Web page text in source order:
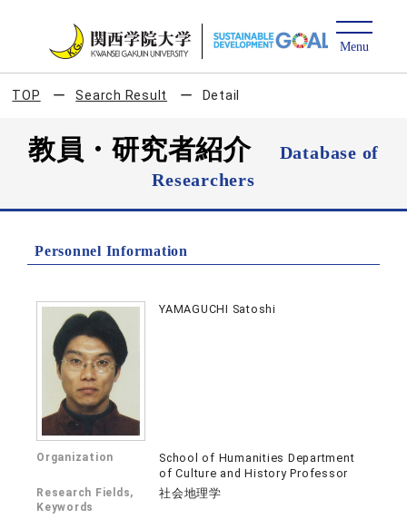
TOP Search Result Detail
教員・研究者紹介
Database of
Researchers
Personnel Information
YAMAGUCHI Satoshi
Organization
School of Humanities Department
of Culture and History Professor
Research Fields,
Keywords
社会地理学